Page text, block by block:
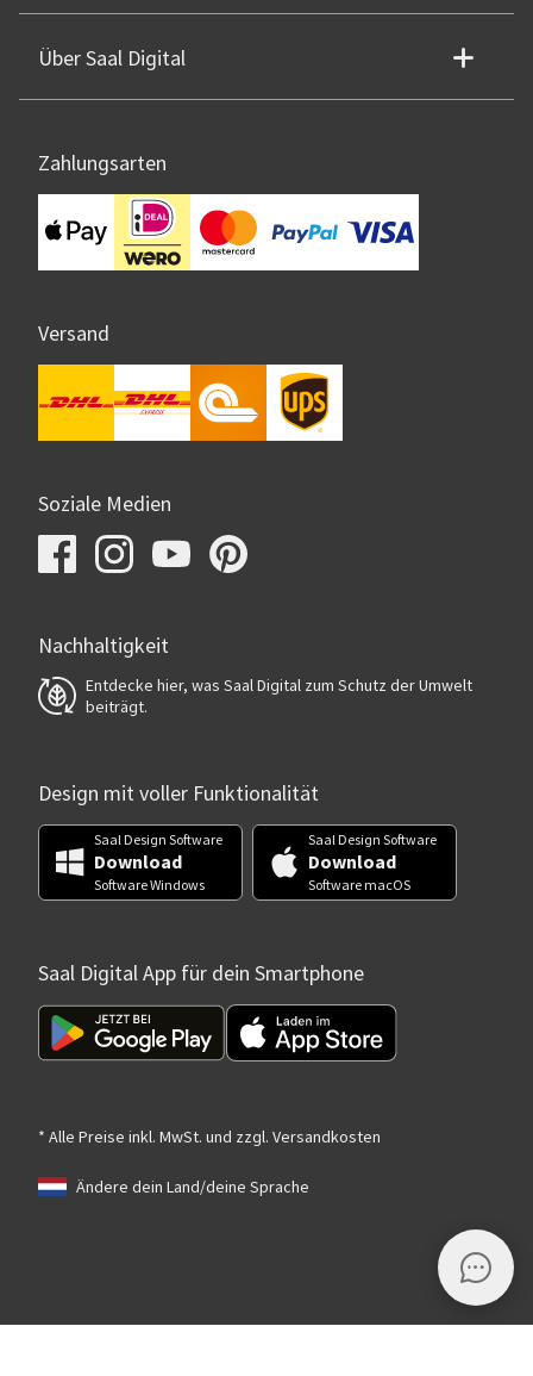
Über Saal Digital
Zahlungsarten
Versand
Soziale Medien
Nachhaltigkeit
Entdecke hier, was Saal Digital zum Schutz der Umwelt
beiträgt.
Design mit voller Funktionalität
Saal Design Software
Download
Software Windows
Saal Design Software
Download
Software macOS
Saal Digital App für dein Smartphone
* Alle Preise inkl. MwSt. und zzgl. Versandkosten
Ändere dein Land/deine Sprache